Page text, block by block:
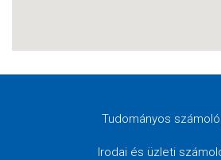
Tudományos
Irodai és üzleti